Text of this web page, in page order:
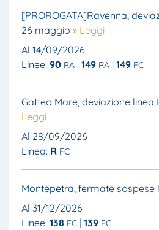
[PROROGATA]Ravenna,
26 maggio » Leggi
Al 14/09/2026
Linee: 90 RA 149 RA 149 FC
Gatteo Mare, deviazione linea
Leggi
Al 28/09/2026
Linea: R FC
Montepetra, fermate sospese
Al 31/12/2026
Linee: 138 FC 139 FC